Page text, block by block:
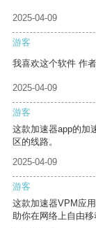
2025-04-09
游客
我喜欢这个软件 作
2025-04-09
游客
这款加速器app的加
区的线路。
2025-04-09
游客
这款加速器VPM应
助你在网络上自由移